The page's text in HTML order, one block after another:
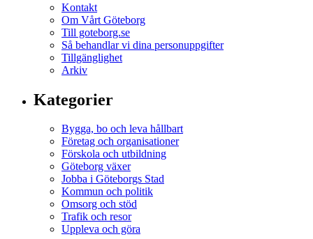
Kontakt
Om Vårt Göteborg
Till goteborg.se
Så behandlar vi dina personuppgifter
Tillgänglighet
Arkiv
Kategorier
Bygga, bo och leva hållbart
Företag och organisationer
Förskola och utbildning
Göteborg växer
Jobba i Göteborgs Stad
Kommun och politik
Omsorg och stöd
Trafik och resor
Uppleva och göra